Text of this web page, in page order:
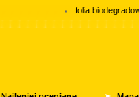
folia